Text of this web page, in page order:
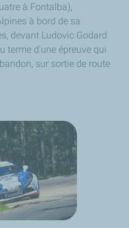
à Fontalba),
à bord de sa
devant Ludovic Godard
terme d’une épreuve qui
sur sortie de route